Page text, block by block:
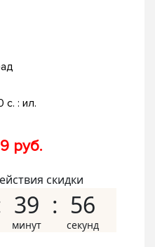
с. : ил.
руб.
скидки
39 55